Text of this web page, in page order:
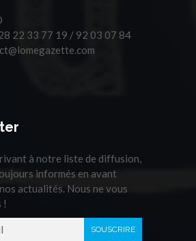
22 33 77 19 / 92 03 07 84
à notre liste de diffusion,
informés en avant
actualités. Nous ne vous
!